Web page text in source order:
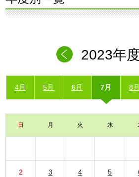
2023年
4月 5月 6月 7月 8月
日 月 火 水
2 3 4 5